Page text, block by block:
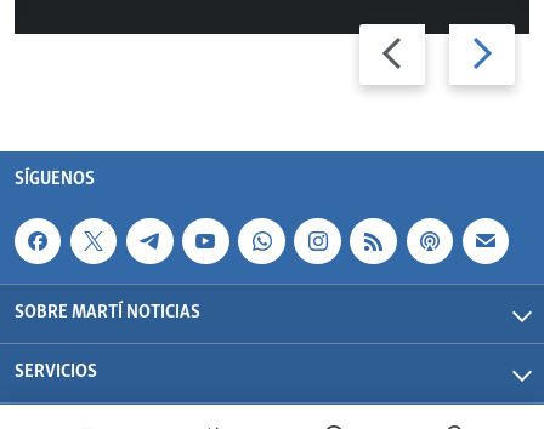
Previous
slide
Next
slide
SÍGUENOS
SOBRE MARTÍ NOTICIAS
SERVICIOS